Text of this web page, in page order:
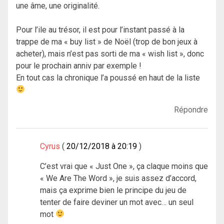
une âme, une originalité.
Pour l’ile au trésor, il est pour l’instant passé à la
trappe de ma « buy list » de Noël (trop de bon jeux à
acheter), mais n’est pas sorti de ma « wish list », donc
pour le prochain anniv par exemple !
En tout cas la chronique l’a poussé en haut de la liste
Répondre
Cyrus 20/12/2018 à 20:19
C’est vrai que « Just One », ça claque moins que
« We Are The Word », je suis assez d’accord,
mais ça exprime bien le principe du jeu de
tenter de faire deviner un mot avec… un seul
mot